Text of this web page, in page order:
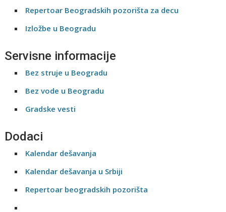
Repertoar Beogradskih pozorišta za decu
Izložbe u Beogradu
Servisne informacije
Bez struje u Beogradu
Bez vode u Beogradu
Gradske vesti
Dodaci
Kalendar dešavanja
Kalendar dešavanja u Srbiji
Repertoar beogradskih pozorišta